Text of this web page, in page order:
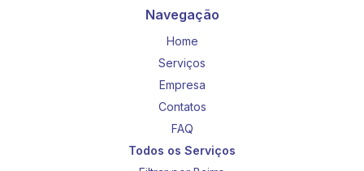
Navegação
Home
Serviços
Empresa
Contatos
FAQ
Todos os Serviços